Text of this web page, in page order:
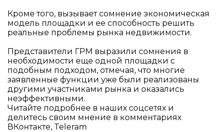
Кроме того, вызывает сомнение экономическая
модель площадки и ее способность решить
реальные проблемы рынка недвижимости.
Представители ГРМ выразили сомнения в
необходимости еще одной площадки с
подобным подходом, отмечая, что многие
заявленные функции уже были реализованы
другими участниками рынка и оказались
неэффективными.
Читайте подробнее в наших соцсетях и
делитесь своим мнение в комментариях
ВКонтакте, Teleram